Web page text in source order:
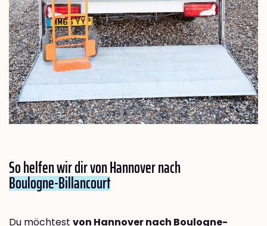
So helfen wir dir von Hannover nach
Boulogne-Billancourt
Du möchtest von Hannover nach Boulogne-